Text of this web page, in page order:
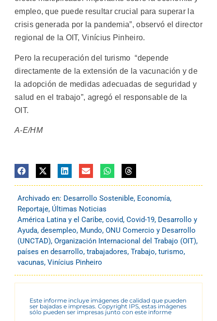
empleo, que puede resultar crucial para superar la
crisis generada por la pandemia”, observó el director
regional de la OIT, Vinícius Pinheiro.
Pero la recuperación del turismo “depende
directamente de la extensión de la vacunación y de
la adopción de medidas adecuadas de seguridad y
salud en el trabajo”, agregó el responsable de la
OIT.
A-E/HM
Archivado en: Desarrollo Sostenible, Economía,
Reportaje, Últimas Noticias
América Latina y el Caribe, covid, Covid-19, Desarrollo y
Ayuda, desempleo, Mundo, ONU Comercio y Desarrollo
(UNCTAD), Organización Internacional del Trabajo (OIT),
países en desarrollo, trabajadores, Trabajo, turismo,
vacunas, Vinícius Pinheiro
Este informe incluye imágenes de calidad que pueden
ser bajadas e impresas. Copyright IPS, estas imágenes
sólo pueden ser impresas junto con este informe